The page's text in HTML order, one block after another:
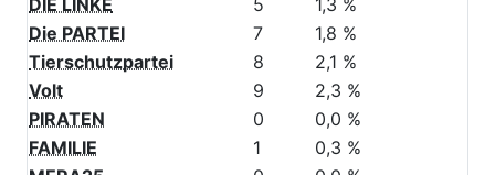
ÖDP
6
1,5 %
DIE LINKE
5
1,3 %
Die PARTEI
7
1,8 %
Tierschutzpartei
8
2,1 %
Volt
9
2,3 %
PIRATEN
0
0,0 %